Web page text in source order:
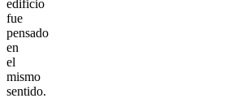
edificio
fue
pensado
en
el
mismo
sentido.